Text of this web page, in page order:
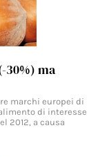
30%) ma
marchi europei di
di interesse
2012, a causa